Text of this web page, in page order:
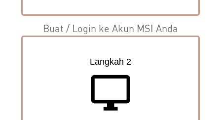
Buat / Login ke Akun MSI Anda
Langkah 2
desktop_windows